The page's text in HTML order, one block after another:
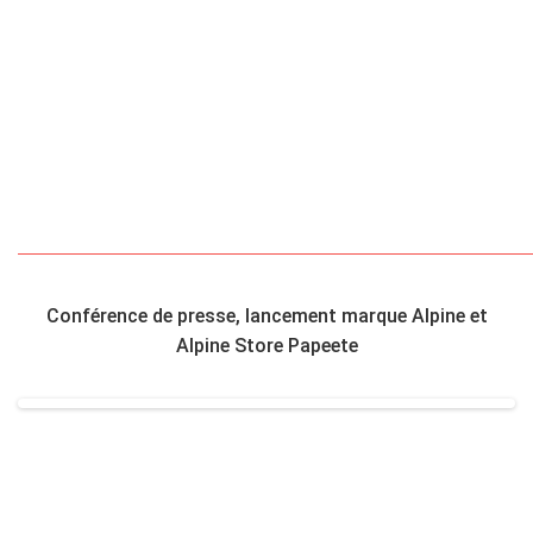
Conférence de presse, lancement marque Alpine et
Alpine Store Papeete